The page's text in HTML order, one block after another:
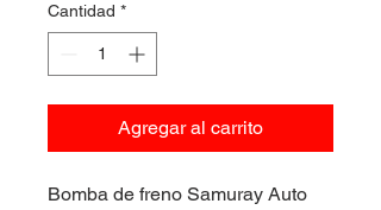
Cantidad *
Agregar al carrito
Bomba de freno Samuray Auto